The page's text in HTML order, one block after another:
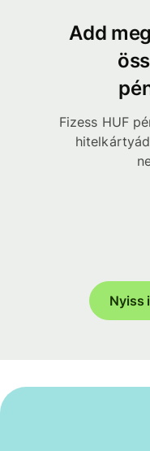
Add
Fizess HUF
Nyiss